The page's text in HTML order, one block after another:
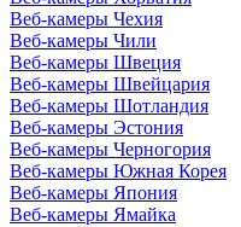
Веб-камеры Чехия
Веб-камеры Чили
Веб-камеры Швеция
Веб-камеры Швейцария
Веб-камеры Шотландия
Веб-камеры Эстония
Веб-камеры Черногория
Веб-камеры Южная Корея
Веб-камеры Япония
Веб-камеры Ямайка